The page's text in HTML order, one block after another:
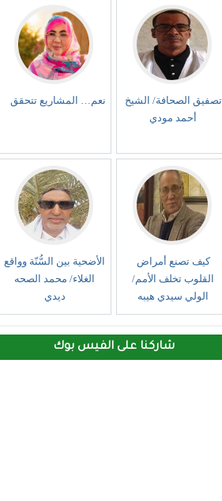
تصفيق الصحافة/ الشيخ
أحمد مودي
نعم… المشاريع تتحقق
كيف تصنع أمراض
القلوب تخلف الأمم/
الولي سيدي هيبه
الأضحية بين السُّنّة وواقع
الغلاء/ محمد الصحه
ديدي
شاركنا على الفيس بوك